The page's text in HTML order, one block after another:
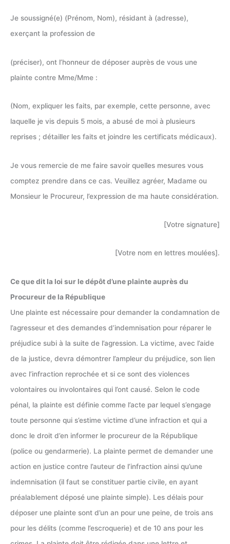
Je soussigné(e) (Prénom, Nom), résidant à (adresse),
exerçant la profession de
(préciser), ont l’honneur de déposer auprès de vous une
plainte contre Mme/Mme :
(Nom, expliquer les faits, par exemple, cette personne, avec
laquelle je vis depuis 5 mois, a abusé de moi à plusieurs
reprises ; détailler les faits et joindre les certificats médicaux).
Je vous remercie de me faire savoir quelles mesures vous
comptez prendre dans ce cas. Veuillez agréer, Madame ou
Monsieur le Procureur, l’expression de ma haute considération.
[Votre signature]
[Votre nom en lettres moulées].
Ce que dit la loi sur le dépôt d’une plainte auprès du
Procureur de la République
Une plainte est nécessaire pour demander la condamnation de
l’agresseur et des demandes d’indemnisation pour réparer le
préjudice subi à la suite de l’agression. La victime, avec l’aide
de la justice, devra démontrer l’ampleur du préjudice, son lien
avec l’infraction reprochée et si ce sont des violences
volontaires ou involontaires qui l’ont causé. Selon le code
pénal, la plainte est définie comme l’acte par lequel s’engage
toute personne qui s’estime victime d’une infraction et qui a
donc le droit d’en informer le procureur de la République
(police ou gendarmerie). La plainte permet de demander une
action en justice contre l’auteur de l’infraction ainsi qu’une
indemnisation (il faut se constituer partie civile, en ayant
préalablement déposé une plainte simple). Les délais pour
déposer une plainte sont d’un an pour une peine, de trois ans
pour les délits (comme l’escroquerie) et de 10 ans pour les